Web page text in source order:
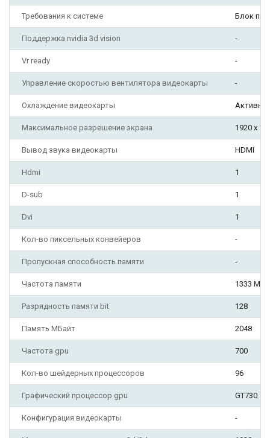
Требования к системе Блок
Поддержка nvidia 3d vision -
Vr ready -
Управление скоростью вентилятора видеокарты -
Охлаждение видеокарты
Максимальное разрешение экрана 1920 х
Вывод звука видеокарты HDMI
Hdmi 1
D-sub 1
Dvi 1
Кол-во пиксельных конвейеров -
Пропускная способность памяти -
Частота памяти 1333 МГц
Разрядность памяти bit 128
Память МБайт 2048
Частота gpu 700
Кол-во шейдерных процессоров 96
Графический процессор gpu GT730
Конфигурация видеокарты -